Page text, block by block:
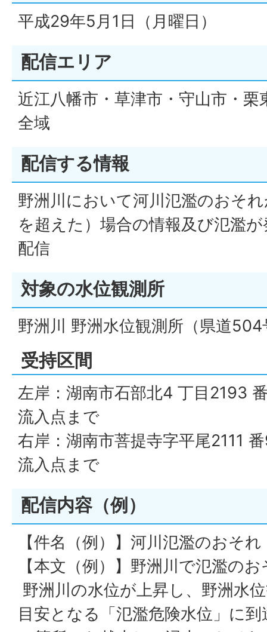
平成29年5月1日（月曜日）
配信エリア
近江八幡市・草津市・守山市・栗
全域
配信する情報
野洲川において河川氾濫のおそ
を超えた）場合の情報及び氾濫
配信
対象の水位観測所
野洲川 野洲水位観測所（県道
受持区間
左岸：湖南市石部北4 丁目2193
流入点まで
右岸：湖南市菩提寺字平尾2111
流入点まで
配信内容（例）
【件名（例）】河川氾濫のおそれ
【本文（例）】野洲川で氾濫の
野洲川の水位が上昇し、野洲水
目安となる「氾濫危険水位」に